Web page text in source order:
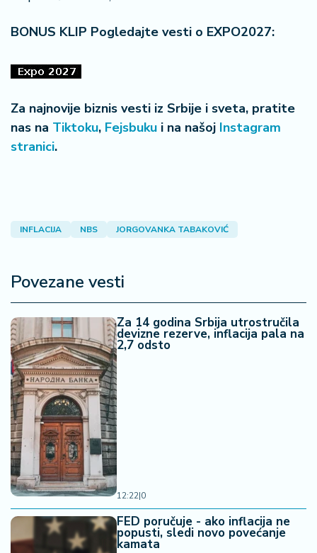
BONUS KLIP Pogledajte vesti o EXPO2027:
Za najnovije biznis vesti iz Srbije i sveta, pratite
nas na Tiktoku, Fejsbuku i na našoj Instagram
stranici.
INFLACIJA NBS JORGOVANKA TABAKOVIĆ
Povezane vesti
Za 14 godina Srbija utrostručila
devizne rezerve, inflacija pala na
2,7 odsto
12:22|0
FED poručuje - ako inflacija ne
popusti, sledi novo povećanje
kamata